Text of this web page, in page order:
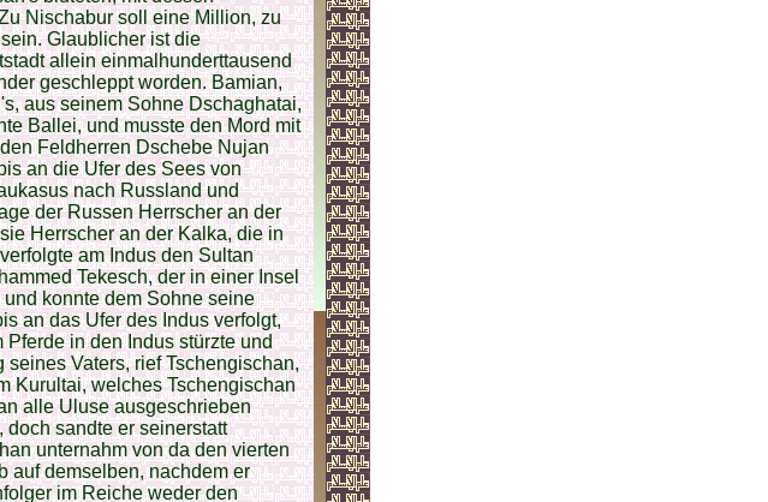
Nischabur soll eine Million, zu
Glaublicher ist die
allein einmalhunderttausend
geschleppt worden. Bamian,
aus seinem Sohne Dschaghatai,
Ballei, und musste den Mord mit
Feldherren Dschebe Nujan
an die Ufer des Sees von
nach Russland und
der Russen Herrscher an der
Herrscher an der Kalka, die in
am Indus den Sultan
Tekesch, der in einer Insel
konnte dem Sohne seine
an das Ufer des Indus verfolgt,
in den Indus stürzte und
Vaters, rief Tschengischan,
Kurultai, welches Tschengischan
alle Uluse ausgeschrieben
sandte er seinerstatt
unternahm von da den vierten
auf demselben, nachdem er
im Reiche weder den